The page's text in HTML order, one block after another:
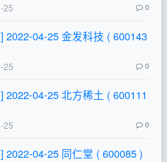
25 0
2022-04-25 金发科技 ( 600143
25 0
2022-04-25 北方稀土 ( 600111
25 0
2022-04-25 同仁堂 ( 600085 )